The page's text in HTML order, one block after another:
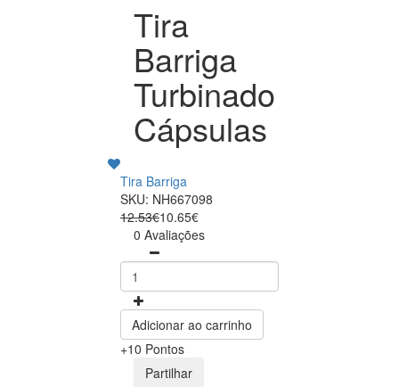
Tira
Barriga
Turbinado
Cápsulas
Tira Barriga
SKU: NH667098
12.53€10.65€
0 Avaliações
Adicionar ao carrinho
+10 Pontos
Partilhar